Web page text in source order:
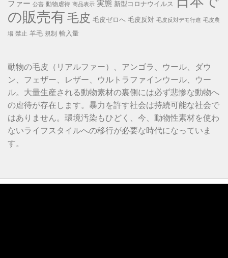
ファー 公害 動物虐待 商品表示 実態 新型コロナウイルス
の販売有毛皮 毛皮ゼロへ 毛皮反対 毛皮反対デモ行進 毛皮農
場 禁止 羊毛 規制 輸入量
動物の毛皮（リアルファー）、アンゴラ、ウール、ダウ
ン、フェザー、レザー、ウルトラファインウール、ウー
ル。大量生産される動物素材の裏側には必ず悲惨な動物へ
の虐待が存在します。暴力を許す社会は持続可能な社会で
はありません。環境汚染もひどく、今、動物性素材を使わ
ないライフスタイルへの移行が必要な時代になっていま
す。